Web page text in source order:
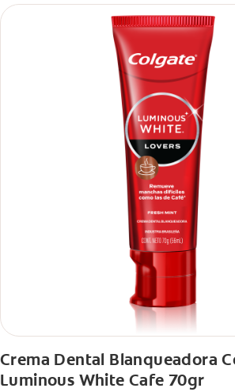
Crema Dental Blanqueadora
Luminous White Cafe 70gr